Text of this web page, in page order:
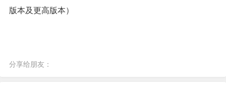
版本及更高版本）
分享给朋友：